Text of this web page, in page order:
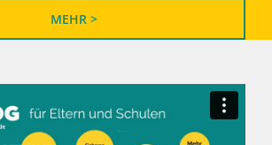
MEHR >